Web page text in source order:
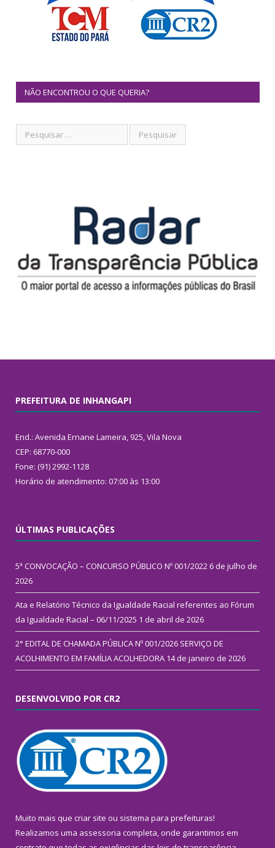
NÃO ENCONTROU O QUE QUERIA?
PREFEITURA DE INHANGAPI
End.: Avenida Ernane Lameira, 925, Vila Nova
CEP: 68770-000
Fone: (91) 2992-1128
Horário de atendimento: 07:00 às 13:00
ÚLTIMAS PUBLICAÇÕES
5ª CONVOCAÇÃO – CONCURSO PÚBLICO Nº 001/2022 6 de julho de
2026
Ata e Relatório Técnico da Igualdade Racial referentes ao Fórum
da Igualdade Racial – 06/11/2025 1 de abril de 2026
2° EDITAL DE CHAMADA PÚBLICA Nº 001/2026 SERVIÇO DE
ACOLHIMENTO EM FAMÍLIA ACOLHEDORA 14 de janeiro de 2026
DESENVOLVIDO POR CR2
Muito mais que criar site ou sistema para prefeituras!
Realizamos uma assessoria completa, onde garantimos em